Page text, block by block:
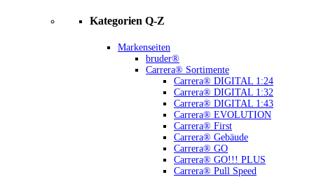
Kategorien Q-Z
Markenseiten
bruder®
Carrera® Sortimente
Carrera® DIGITAL 1:24
Carrera® DIGITAL 1:32
Carrera® DIGITAL 1:43
Carrera® EVOLUTION
Carrera® First
Carrera® Gebäude
Carrera® GO
Carrera® GO!!! PLUS
Carrera® Pull Speed